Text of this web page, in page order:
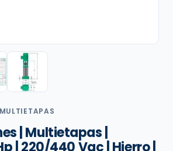
| Multietapas |
| 220/440 Vac | Hierro |